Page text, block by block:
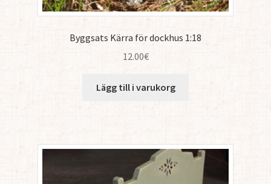
Byggsats Kärra för dockhus 1:18
12.00€
Lägg till i varukorg